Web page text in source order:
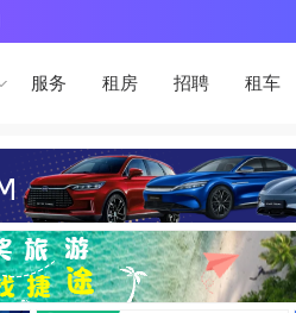
服务 租房 招聘 租车